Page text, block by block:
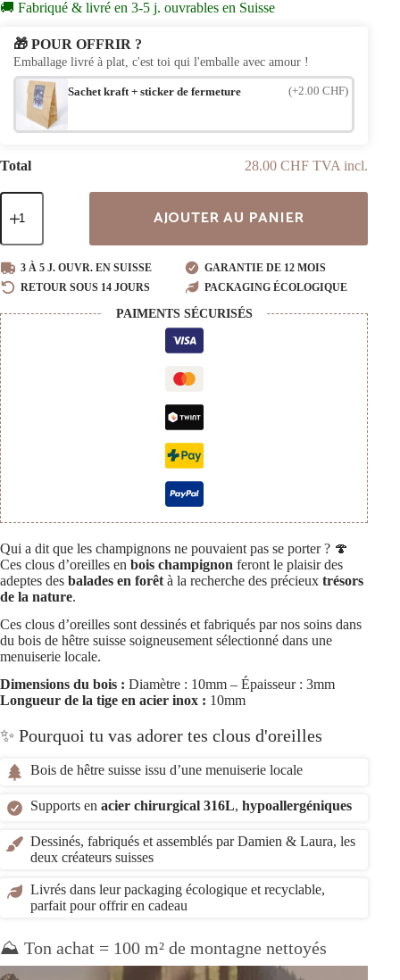
🚚 Fabriqué & livré en 3-5 j. ouvrables en Suisse
🎁 POUR OFFRIR ?
Emballage livré à plat, c'est toi qui l'emballe avec amour !
Sachet kraft + sticker de fermeture (+2.00 CHF)
Total 28.00 CHF TVA incl.
quantité
de
d'oreilles
en
bois
Champignon
AJOUTER AU PANIER
3 À 5 J. OUVR. EN SUISSE
GARANTIE DE 12 MOIS
RETOUR SOUS 14 JOURS
PACKAGING ÉCOLOGIQUE
PAIMENTS SÉCURISÉS
Qui a dit que les champignons ne pouvaient pas se porter ? 🍄
Ces clous d’oreilles en bois champignon feront le plaisir des
adeptes des balades en forêt à la recherche des précieux trésors
de la nature.
Ces clous d’oreilles sont dessinés et fabriqués par nos soins dans
du bois de hêtre suisse soigneusement sélectionné dans une
menuiserie locale.
Dimensions du bois : Diamètre : 10mm – Épaisseur : 3mm
Longueur de la tige en acier inox : 10mm
✨ Pourquoi tu vas adorer tes clous d'oreilles
Bois de hêtre suisse issu d’une menuiserie locale
Supports en acier chirurgical 316L, hypoallergéniques
Dessinés, fabriqués et assemblés par Damien & Laura, les
deux créateurs suisses
Livrés dans leur packaging écologique et recyclable,
parfait pour offrir en cadeau
⛰️ Ton achat = 100 m² de montagne nettoyés